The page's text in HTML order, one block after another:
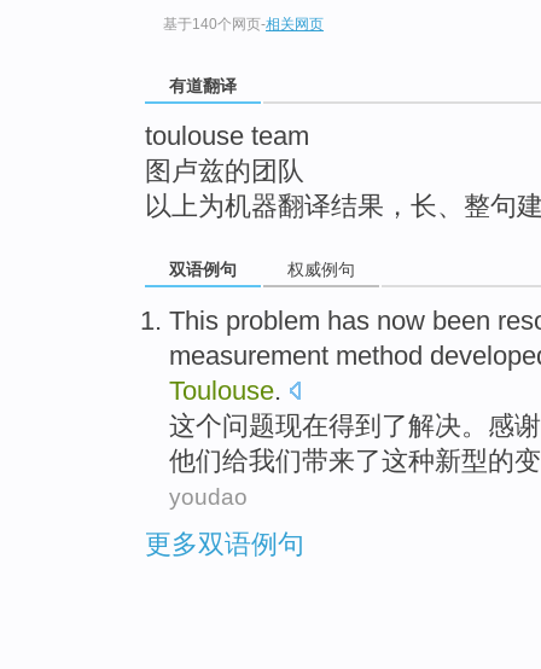
基于140个网页-相关网页
有道翻译
toulouse team
图卢兹的团队
以上为机器翻译结果，长、整句
双语例句 权威例句
This problem has now been
measurement method
Toulouse.
这个问题现在得到 了解决。 感谢
他们给我们带来了这种新型的
youdao
更多双语例句